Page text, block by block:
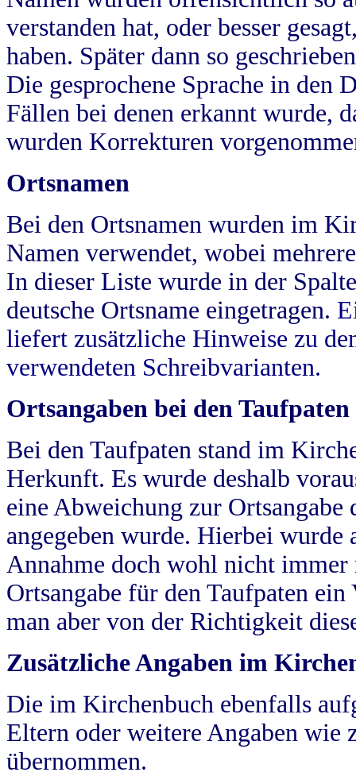
verstanden hat, oder besser
haben. Später dann so
Die gesprochene Sprache in
Fällen bei denen erkannt wurde,
wurden Korrekturen
Ortsnamen
Bei den Ortsnamen wurden im
Namen verwendet, wobei
In dieser Liste wurde in der
deutsche Ortsname eingetragen.
liefert zusätzliche Hinweise zu
verwendeten Schreibvarianten.
Ortsangaben bei den Taufpaten
Bei den Taufpaten stand im
Herkunft. Es wurde deshalb
eine Abweichung zur
angegeben wurde. Hierbei wurde
Annahme doch wohl nicht
Ortsangabe für den Taufpaten
man aber von der Richtigkeit
Zusätzliche Angaben im
Die im Kirchenbuch ebenfalls
Eltern oder weitere Angaben wie
übernommen.